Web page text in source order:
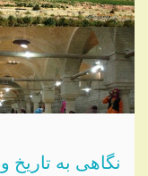
نگاهی به تاریخ